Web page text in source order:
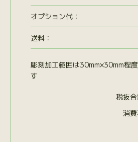
オプション代：
送料：
彫刻加工範囲は30mm×30mm程
す
税抜
消